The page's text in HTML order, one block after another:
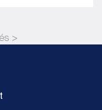
>